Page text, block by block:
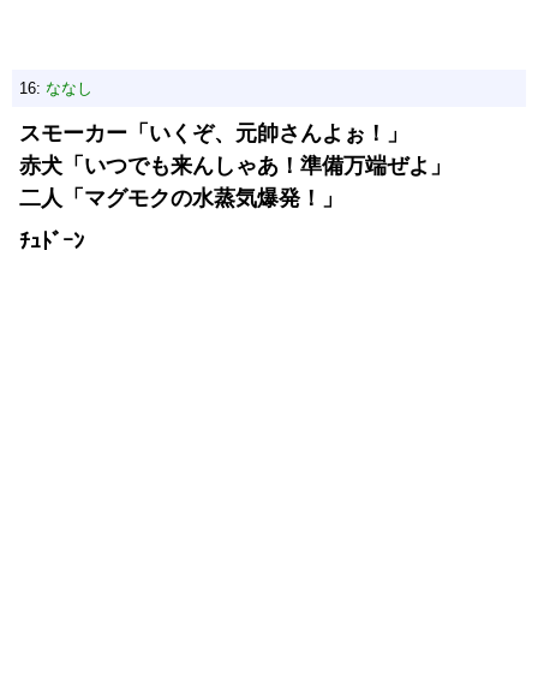
16: ななし
スモーカー「いくぞ、元帥さんよぉ！」
赤犬「いつでも来んしゃあ！準備万端ぜよ」
二人「マグモクの水蒸気爆発！」
ﾁｭﾄﾞｰﾝ